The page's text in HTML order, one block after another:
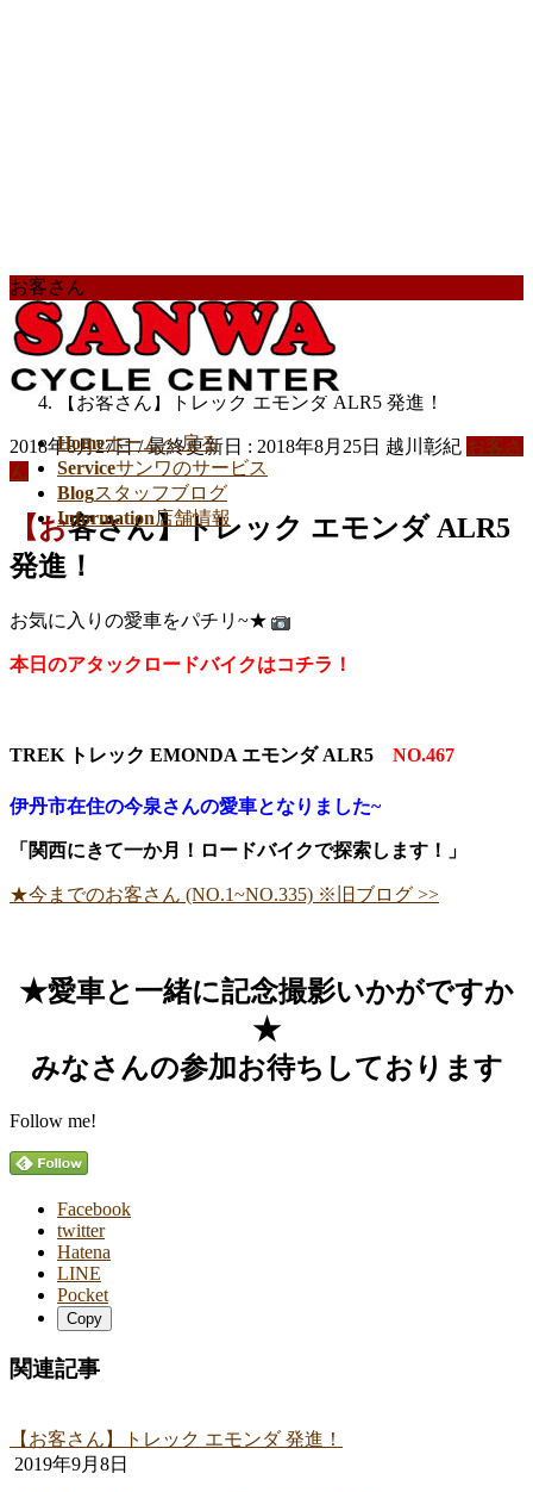
Homeホームへ戻る
Serviceサンワのサービス
Blogスタッフブログ
Information店舗情報
お客さん
HOME
スタッフブログ
お客さん
【お客さん】トレック エモンダ ALR5 発進！
2018年8月27日 / 最終更新日 : 2018年8月25日 越川彰紀 お客さ
ん
【お客さん】トレック エモンダ ALR5
発進！
お気に入りの愛車をパチリ~★
本日のアタックロードバイクはコチラ！
TREK トレック EMONDA エモンダ ALR5 NO.467
伊丹市在住の今泉さんの愛車となりました~
「関西にきて一か月！ロードバイクで探索します！」
★今までのお客さん (NO.1~NO.335) ※旧ブログ >>
★愛車と一緒に記念撮影いかがですか
★
みなさんの参加お待ちしております
Follow me!
Facebook
twitter
Hatena
LINE
Pocket
Copy
関連記事
【お客さん】トレック エモンダ 発進！
2019年9月8日